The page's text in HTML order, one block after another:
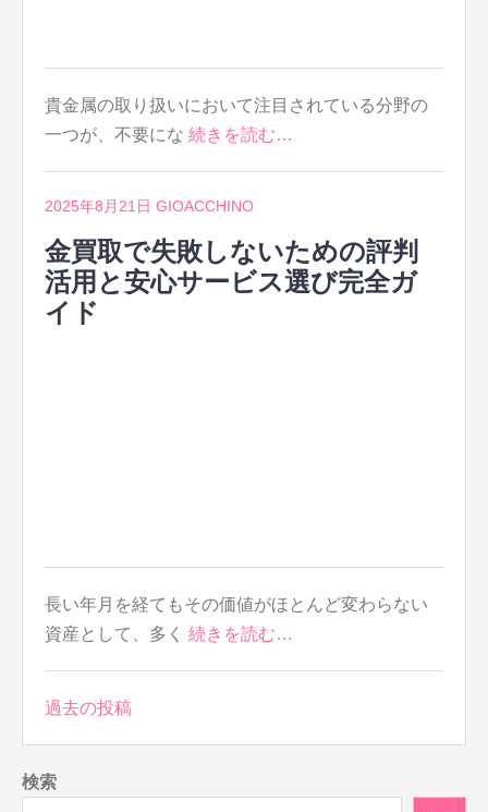
貴金属の取り扱いにおいて注目されている分野の
一つが、不要にな 続きを読む…
2025年8月21日 GIOACCHINO
金買取で失敗しないための評判
活用と安心サービス選び完全ガ
イド
長い年月を経てもその価値がほとんど変わらない
資産として、多く 続きを読む…
投
ビ
過去の投稿
検索